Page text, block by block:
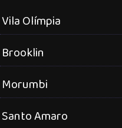
Vila Olímpia
Brooklin
Morumbi
Santo Amaro